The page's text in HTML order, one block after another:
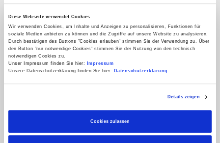
Diese Webseite verwendet Cookies
Wir verwenden Cookies, um Inhalte und Anzeigen zu personalisieren, Funktionen für
soziale Medien anbieten zu können und die Zugriffe auf unsere Website zu analysieren.
Durch bestätigen des Buttons "Cookies erlauben" stimmen Sie der Verwendung zu. Über
den Button "nur notwendige Cookies" stimmen Sie der Nutzung von den technisch
notwendigen Cookies zu.
Unser Impressum finden Sie hier:
Impressum
Unsere Datenschutzerklärung finden Sie hier:
Datenschutzerklärung
Details zeigen
Cookies zulassen
Service
Händlersuche
Joda®-Kataloge
FAQ - Häufig gestellte Fragen
Abwicklungspauschale
Warenkorb